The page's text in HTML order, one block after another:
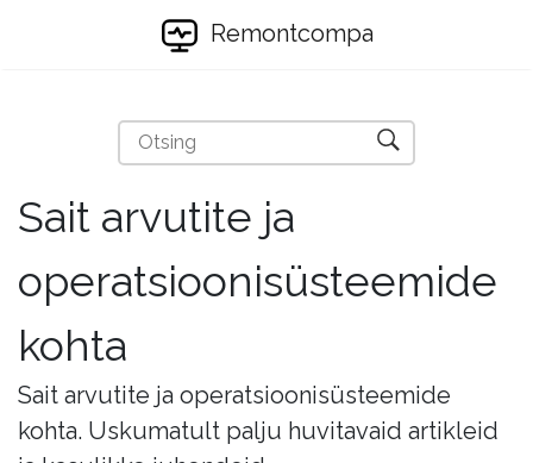
Remontcompa
Sait arvutite ja
operatsioonisüsteemide
kohta
Sait arvutite ja operatsioonisüsteemide
kohta. Uskumatult palju huvitavaid artikleid